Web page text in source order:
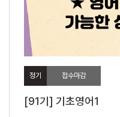
정기 접수마감
[91기] 기초영어1